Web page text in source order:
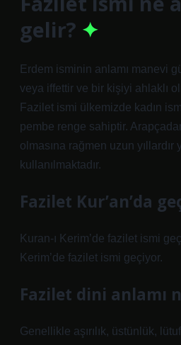
gelir?
Erdem isminin anlamı manevi
veya iffettir ve bir kişiyi ahlaklı
Fazilet ismi ülkemizde kadın
pembe renge sahiptir.
olmasına rağmen uzun yıllardır
kullanılmaktadır.
Fazilet Kur’an’da
Kuran-ı Kerim’de fazilet ismi
Kerim’de fazilet ismi geçiyor.
Fazilet dini anlamı
Genellikle aşırılık, üstünlük,